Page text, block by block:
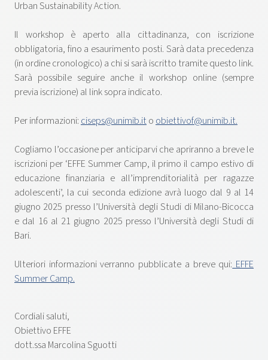
Urban Sustainability Action.
Il workshop è aperto alla cittadinanza, con iscrizione
obbligatoria, fino a esaurimento posti. Sarà data precedenza
(in ordine cronologico) a chi si sarà iscritto tramite questo link.
Sarà possibile seguire anche il workshop online (sempre
previa iscrizione) al link sopra indicato.
Per informazioni: ciseps@unimib.ito obiettivof@unimib.it.
Cogliamo l’occasione per anticiparvi che apriranno a breve le
iscrizioni per ‘EFFE Summer Camp, il primo il campo estivo di
educazione finanziaria e all’imprenditorialità per ragazze
adolescenti’, la cui seconda edizione avrà luogo dal 9 al 14
giugno 2025 presso l’Università degli Studi di Milano-Bicocca
e dal 16 al 21 giugno 2025 presso l’Università degli Studi di
Bari.
Ulteriori informazioni verranno pubblicate a breve qui: EFFE
Summer Camp.
Cordiali saluti,
Obiettivo EFFE
dott.ssa Marcolina Sguotti